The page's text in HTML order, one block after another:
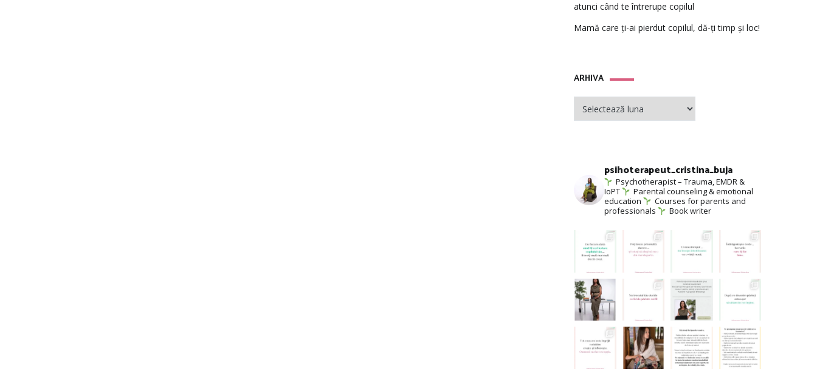
atunci când te întrerupe copilul
Mamă care ți-ai pierdut copilul, dă-ți timp și loc!
ARHIVAARHIVA
psihoterapeut_cristina_buja
Psychotherapist – Trauma, EMDR &
IoPT
Parental counseling & emotional
education
Courses for parents and
professionals
Book writer